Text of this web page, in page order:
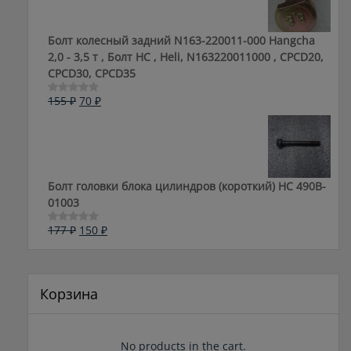
Болт колесный задний N163-220011-000 Hangcha
2,0 - 3,5 т , Болт HC , Heli, N163220011000 , CPCD20,
CPCD30, CPCD35
Оценка
155₽ Первоначальная
70 ₽Текущая
Болт головки блока цилиндров (короткий) НС 490B-
01003
Оценка
177₽ Первоначальная
150 ₽Текущая
Корзина
No products in the cart.